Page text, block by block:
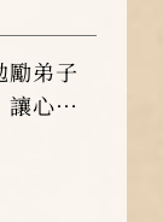
勵弟子
讓心隨